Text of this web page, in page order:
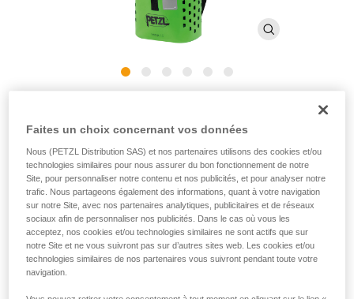
Sac à corde de petite capacité pour le canyoning
YARA CLUB 15 est un sac à corde de petite capacité,
destiné aux usages collectifs en canyoning. Il permet de
transporter la corde, évite qu'elle ne s’emmêle avec le reste
de l’équipement et facilite les manipulations au relais ou lors
de l'installation de main courante. Le dos matelassé assure
sa flottabilité et les deux poignées offrent plus de maniabilité.
Les multiples perforations optimisent l'évacuation de l'eau.
Sa construction et sa poignée supérieure renforcée lui
Faites un choix concernant vos données
Nous (PETZL Distribution SAS) et nos partenaires utilisons des cookies et/ou
technologies similaires pour nous assurer du bon fonctionnement de notre
Site, pour personnaliser notre contenu et nos publicités, et pour analyser notre
trafic. Nous partageons également des informations, quant à votre navigation
sur notre Site, avec nos partenaires analytiques, publicitaires et de réseaux
sociaux afin de personnaliser nos publicités. Dans le cas où vous les
acceptez, nos cookies et/ou technologies similaires ne sont actifs que sur
notre Site et ne vous suivront pas sur d’autres sites web. Les cookies et/ou
technologies similaires de nos partenaires vous suivront pendant toute votre
navigation.